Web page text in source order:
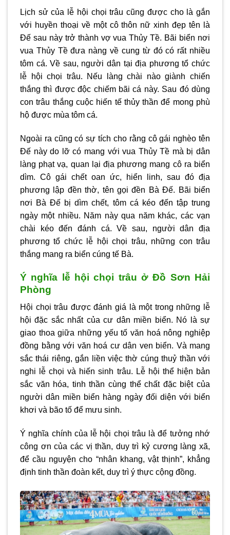
Lịch sử của lễ hội chọi trâu cũng được cho là gắn
với huyền thoại về một cô thôn nữ xinh đẹp tên là
Đế sau này trở thành vợ vua Thủy Tề. Bãi biển nơi
vua Thủy Tề đưa nàng về cung từ đó có rất nhiều
tôm cá. Về sau, người dân tại địa phương tổ chức
lễ hội chọi trâu. Nếu làng chài nào giành chiến
thắng thì được độc chiếm bãi cá này. Sau đó dùng
con trâu thắng cuộc hiến tế thủy thần để mong phù
hộ được mùa tôm cá.
Ngoài ra cũng có sự tích cho rằng cô gái nghèo tên
Đế này do lỡ có mang với vua Thủy Tề mà bị dân
làng phạt vạ, quan lại địa phương mang cô ra biển
dìm. Cô gái chết oan ức, hiển linh, sau đó địa
phương lập đền thờ, tên gọi đền Bà Đế. Bãi biển
nơi Bà Đế bị dìm chết, tôm cá kéo đến tập trung
ngày một nhiều. Năm này qua năm khác, các vạn
chài kéo đến đánh cá. Về sau, người dân địa
phương tổ chức lễ hội chọi trâu, những con trâu
thắng mang ra biển cúng tế Bà.
Ý nghĩa lễ hội chọi trâu ở Đồ Sơn Hải
Phòng
Hội chọi trâu được đánh giá là một trong những lễ
hội đặc sắc nhất của cư dân miền biển. Nó là sự
giao thoa giữa những yếu tố văn hoá nông nghiệp
đồng bằng với văn hoá cư dân ven biển. Và mang
sắc thái riêng, gắn liền việc thờ cúng thuỷ thần với
nghi lễ chọi và hiến sinh trâu. Lễ hội thể hiện bản
sắc văn hóa, tinh thần cùng thể chất đặc biệt của
người dân miền biển hàng ngày đối diện với biển
khơi và bão tố để mưu sinh.
Ý nghĩa chính của lễ hội chọi trâu là để tưởng nhớ
công ơn của các vị thần, duy trì kỷ cương làng xã,
để cầu nguyện cho “nhân khang, vật thịnh”, khẳng
định tinh thần đoàn kết, duy trì ý thực cộng đồng.